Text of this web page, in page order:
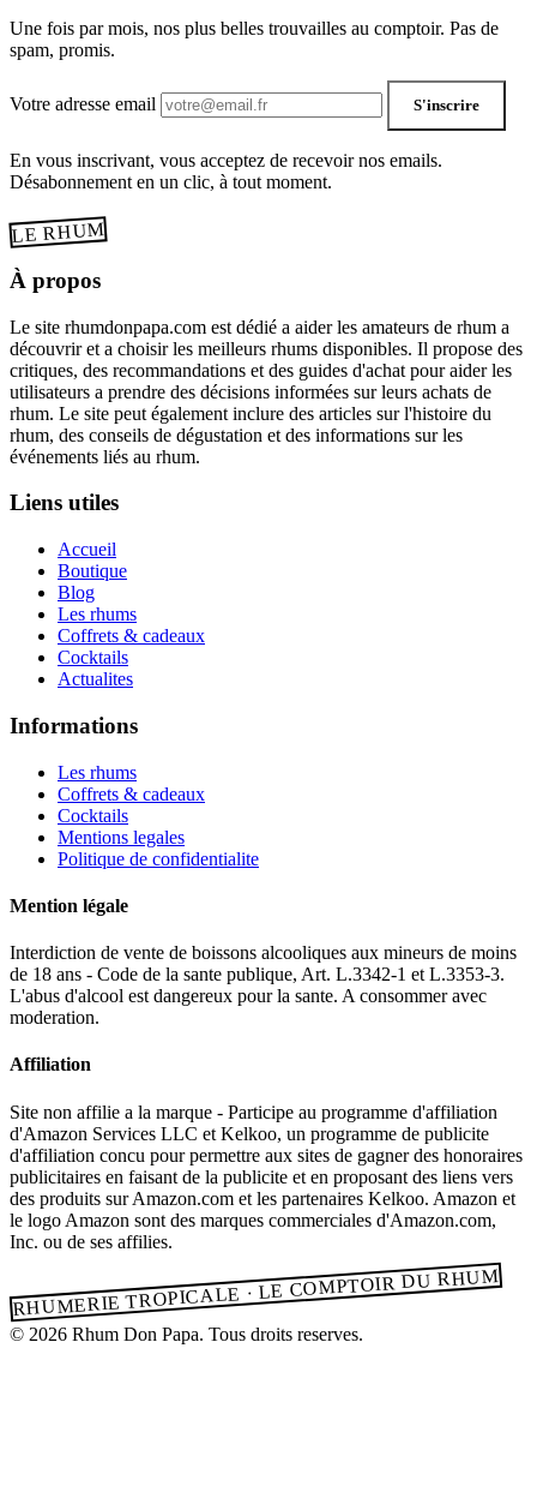
Une fois par mois, nos plus belles trouvailles au comptoir. Pas de
spam, promis.
Votre adresse email S'inscrire
En vous inscrivant, vous acceptez de recevoir nos emails.
Désabonnement en un clic, à tout moment.
LE RHUM
À propos
Le site rhumdonpapa.com est dédié a aider les amateurs de rhum a
découvrir et a choisir les meilleurs rhums disponibles. Il propose des
critiques, des recommandations et des guides d'achat pour aider les
utilisateurs a prendre des décisions informées sur leurs achats de
rhum. Le site peut également inclure des articles sur l'histoire du
rhum, des conseils de dégustation et des informations sur les
événements liés au rhum.
Liens utiles
Accueil
Boutique
Blog
Les rhums
Coffrets & cadeaux
Cocktails
Actualites
Informations
Les rhums
Coffrets & cadeaux
Cocktails
Mentions legales
Politique de confidentialite
Mention légale
Interdiction de vente de boissons alcooliques aux mineurs de moins
de 18 ans - Code de la sante publique, Art. L.3342-1 et L.3353-3.
L'abus d'alcool est dangereux pour la sante. A consommer avec
moderation.
Affiliation
Site non affilie a la marque - Participe au programme d'affiliation
d'Amazon Services LLC et Kelkoo, un programme de publicite
d'affiliation concu pour permettre aux sites de gagner des honoraires
publicitaires en faisant de la publicite et en proposant des liens vers
des produits sur Amazon.com et les partenaires Kelkoo. Amazon et
le logo Amazon sont des marques commerciales d'Amazon.com,
Inc. ou de ses affilies.
RHUMERIE TROPICALE · LE COMPTOIR DU RHUM
© 2026 Rhum Don Papa. Tous droits reserves.